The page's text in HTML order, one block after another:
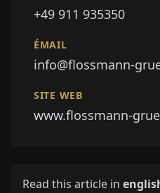
+49 911 935350
ÉMAIL
info@flossmann-
SITE WEB
www.flossmann-
Read this article in